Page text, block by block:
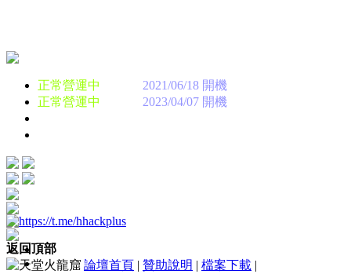
正常營運中
2021/06/18 開機
正常營運中
2023/04/07 開機
返回頂部
論壇首頁 | 贊助說明 | 檔案下載 |